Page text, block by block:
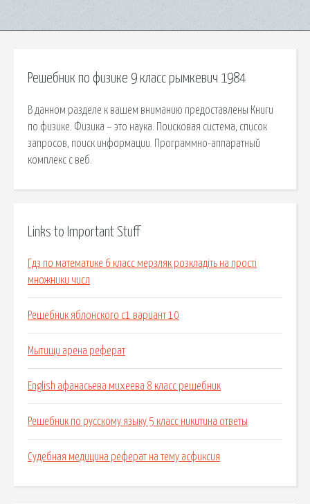
Решебник по физике 9 класс рымкевич 1984
В данном разделе к вашем вниманию предоставлены Книги
по физике. Физика – это наука. Поисковая сиcтема, список
запросов, поиск информации. Программно-аппаратный
комплекс с веб.
Links to Important Stuff
Гдз по математике 6 класс мерзляк розкладіть на прості
множники числ
Решебник яблонского с1 вариант 10
Мытищи арена реферат
English афанасьева михеева 8 класс решебник
Решебник по русскому языку 5 класс никитина ответы
Судебная медицина реферат на тему асфиксия